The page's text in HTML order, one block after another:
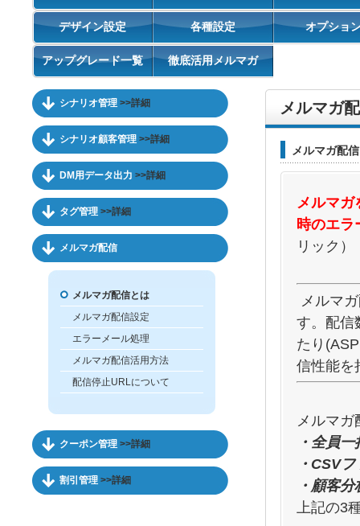
デザイン設定 各種設定 オプショ
アップグレード一覧 徹底活用メルマガ
シナリオ管理 >>詳細
シナリオ顧客管理 >>詳細
DM用データ出力 >>詳細
タグ管理 >>詳細
メルマガ配信
メルマガ配信とは
メルマガ配信設定
エラーメール処理
メルマガ配信活用方法
配信停止URLについて
クーポン管理 >>詳細
割引管理 >>詳細
メルマガ
メルマガ配
メルマ
時のエ
リック）
メルマ
す。配信
たり
信性能を
メルマ
・全員
・CSV
・顧客
上記の3